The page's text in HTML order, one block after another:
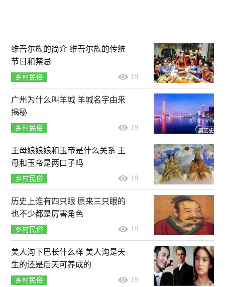
维吾尔族的简介 维吾尔族的传统
节日和禁忌
乡村民俗 19
广州为什么叫羊城 羊城名字由来
揭秘
乡村民俗 19
王母娘娘娘和玉帝是什么关系 王
母和玉帝是两口子吗
乡村民俗 19
历史上谁有四只眼 原来三只眼的
也不少都是厉害角色
乡村民俗 19
美人沟下巴长什么样 美人沟是天
生的还是后天可养成的
乡村民俗 19